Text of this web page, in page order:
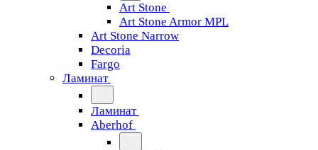
Art Stone
Art Stone Armor MPL
Art Stone Narrow
Decoria
Fargo
Ламинат
Ламинат
Aberhof